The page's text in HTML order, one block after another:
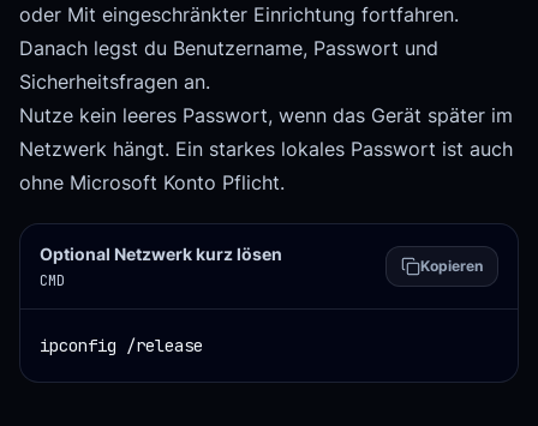
oder Mit eingeschränkter Einrichtung fortfahren.
Danach legst du Benutzername, Passwort und
Sicherheitsfragen an.
Nutze kein leeres Passwort, wenn das Gerät später im
Netzwerk hängt. Ein starkes lokales Passwort ist auch
ohne Microsoft Konto Pflicht.
Optional Netzwerk kurz lösen
CMD
Kopieren
ipconfig /release